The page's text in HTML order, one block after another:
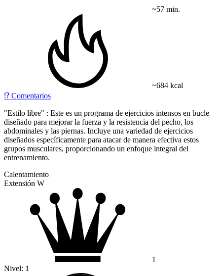
~57 min.
~684 kcal
⁉️ Comentarios
"Estilo libre" : Este es un programa de ejercicios intensos en bucle
diseñado para mejorar la fuerza y la resistencia del pecho, los
abdominales y las piernas. Incluye una variedad de ejercicios
diseñados específicamente para atacar de manera efectiva estos
grupos musculares, proporcionando un enfoque integral del
entrenamiento.
Calentamiento
Extensión W
1
Nivel: 1